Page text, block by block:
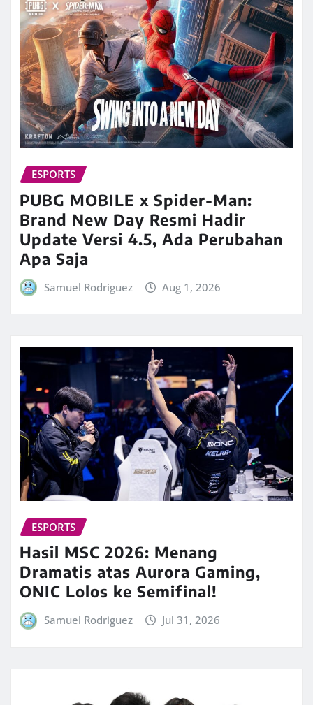
ESPORTS
PUBG MOBILE x Spider-Man:
Brand New Day Resmi Hadir
Update Versi 4.5, Ada Perubahan
Apa Saja
Samuel Rodriguez Aug 1, 2026
ESPORTS
Hasil MSC 2026: Menang
Dramatis atas Aurora Gaming,
ONIC Lolos ke Semifinal!
Samuel Rodriguez Jul 31, 2026